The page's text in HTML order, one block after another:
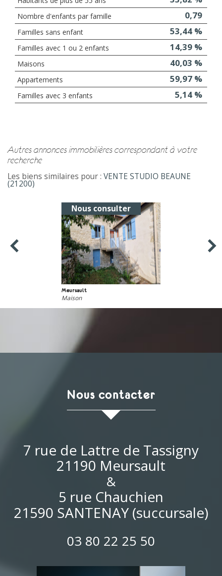
Nombre d'enfants par famille 0,79
Familles sans enfant 53,44 %
Familles avec 1 ou 2 enfants 14,39 %
Maisons 40,03 %
Appartements 59,97 %
Familles avec 3 enfants 5,14 %
autres annonces immobilières correspondant à votre
recherche
Les biens similaires pour : VENTE STUDIO BEAUNE
(21200)
Nous consulter
Meursault
Maison
nous contacter
7 rue de Lattre de Tassigny
21190 Meursault
&
5 rue Chauchien
21590 SANTENAY (succursale)
03 80 22 25 50